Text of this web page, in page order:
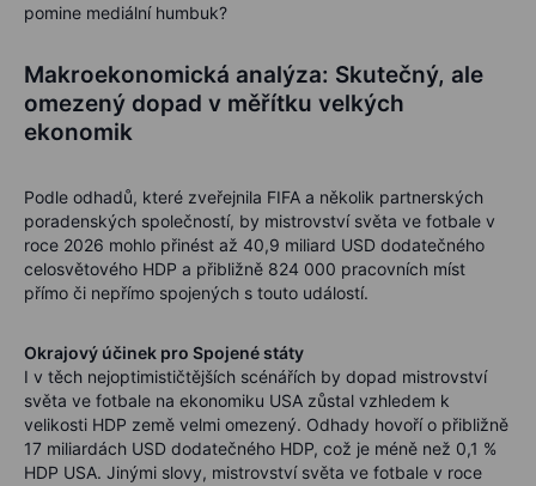
pomine mediální humbuk?
Makroekonomická analýza: Skutečný, ale
omezený dopad v měřítku velkých
ekonomik
Podle odhadů, které zveřejnila FIFA a několik partnerských
poradenských společností, by mistrovství světa ve fotbale v
roce 2026 mohlo přinést až 40,9 miliard USD dodatečného
celosvětového HDP a přibližně 824 000 pracovních míst
přímo či nepřímo spojených s touto událostí.
Okrajový účinek pro Spojené státy
I v těch nejoptimističtějších scénářích by dopad mistrovství
světa ve fotbale na ekonomiku USA zůstal vzhledem k
velikosti HDP země velmi omezený. Odhady hovoří o přibližně
17 miliardách USD dodatečného HDP, což je méně než 0,1 %
HDP USA. Jinými slovy, mistrovství světa ve fotbale v roce